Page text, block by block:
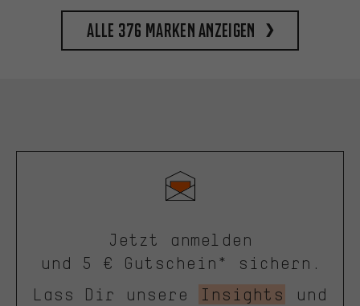
Alle 376 Marken anzeigen
Jetzt anmelden
und 5 € Gutschein* sichern.
Lass Dir unsere
Insights
und